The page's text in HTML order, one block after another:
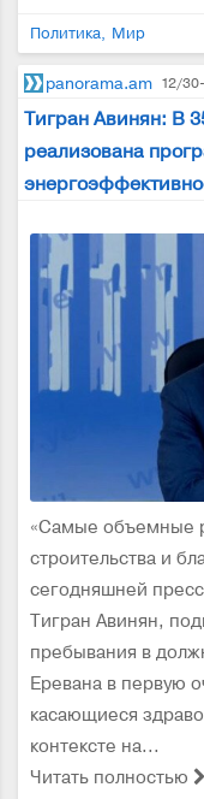
Политика Мир
panorama.am 12/
Тигран Авинян: В
реализована
«Самые объемные
строительства и
сегодняшней
Тигран Авинян,
пребывания в
Еревана в первую
касающиеся
контексте на...
Читать полностью